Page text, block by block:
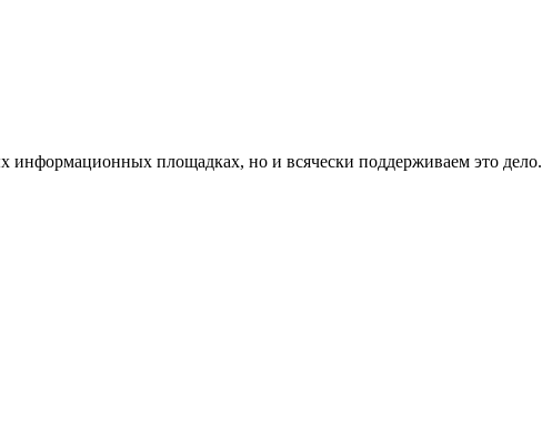
информационных площадках, но и всячески поддерживаем это дело.